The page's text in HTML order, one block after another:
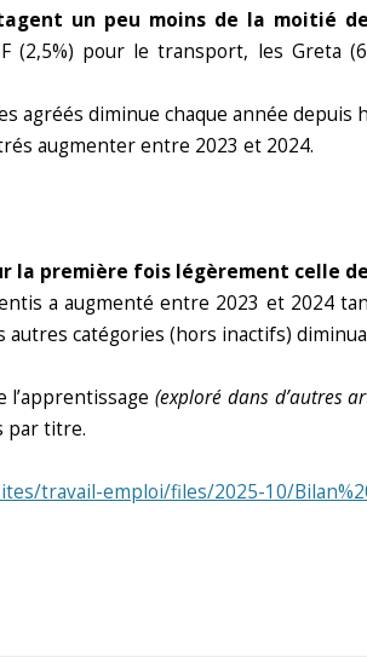
un peu moins de la moitié
(2,5%) pour le transport, les Greta
agréés diminue chaque année depuis
augmenter entre 2023 et 2024.
la première fois légèrement celle
a augmenté entre 2023 et 2024
autres catégories (hors inactifs)
l’apprentissage(exploré dans d’autres
par titre.
travail-emploi/files/2025-10/